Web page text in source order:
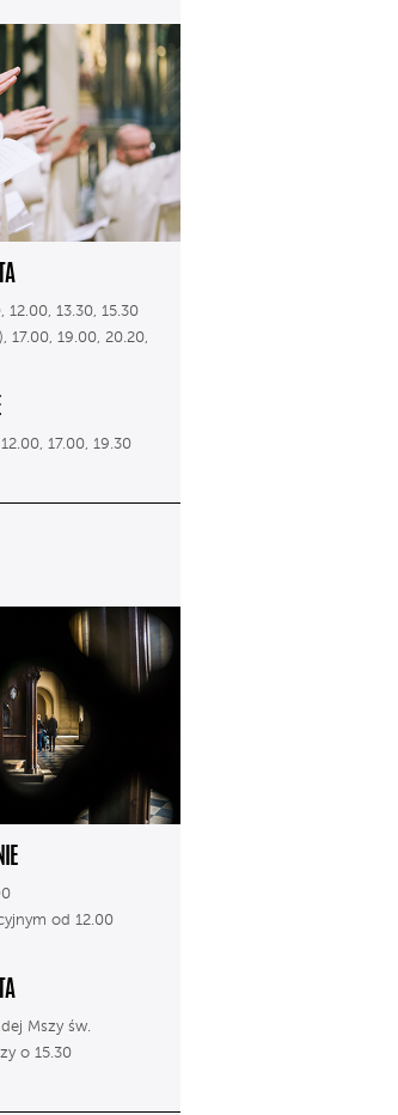
12.00, 13.30, 15.30
17.00, 19.00, 20.20,
17.00, 19.30
od 12.00
Mszy św.
o 15.30